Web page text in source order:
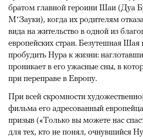
братом главной героини Шаи (Дуа
М’Зауки), когда их родителям
вида на жительство в одной из
европейских стран. Безутешная Шая
пробудить Нура к жизни:
проникает в его ужасные сны, в
при переправе в Европу.
При всей скромности
фильма его адресованный
призыв («Только вы можете нас
для тех, кто не понял, очнувшийся